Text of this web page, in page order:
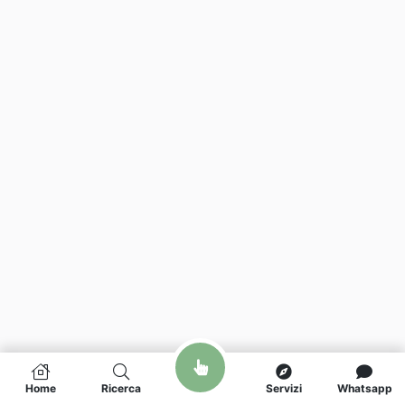
Home Ricerca Servizi Whatsapp